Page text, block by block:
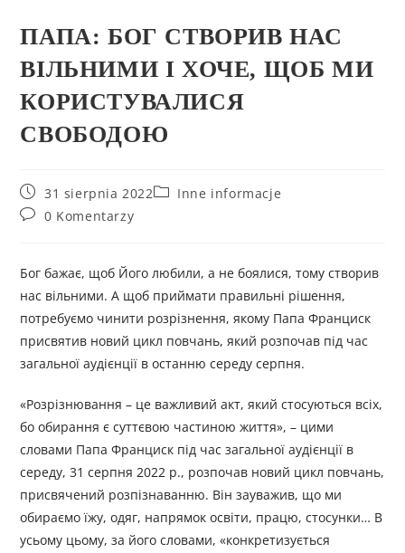
ПАПА: БОГ СТВОРИВ НАС
ВІЛЬНИМИ І ХОЧЕ, ЩОБ МИ
КОРИСТУВАЛИСЯ
СВОБОДОЮ
31 sierpnia 2022
Inne informacje
0 Komentarzy
Бог бажає, щоб Його любили, а не боялися, тому створив
нас вільними. А щоб приймати правильні рішення,
потребуємо чинити розрізнення, якому Папа Франциск
присвятив новий цикл повчань, який розпочав під час
загальної аудієнції в останню середу серпня.
«Розрізнювання – це важливий акт, який стосуються всіх,
бо обирання є суттєвою частиною життя», – цими
словами Папа Франциск під час загальної аудієнції в
середу, 31 серпня 2022 р., розпочав новий цикл повчань,
присвячений розпізнаванню. Він зауважив, що ми
обираємо їжу, одяг, напрямок освіти, працю, стосунки… В
усьому цьому, за його словами, «конкретизується